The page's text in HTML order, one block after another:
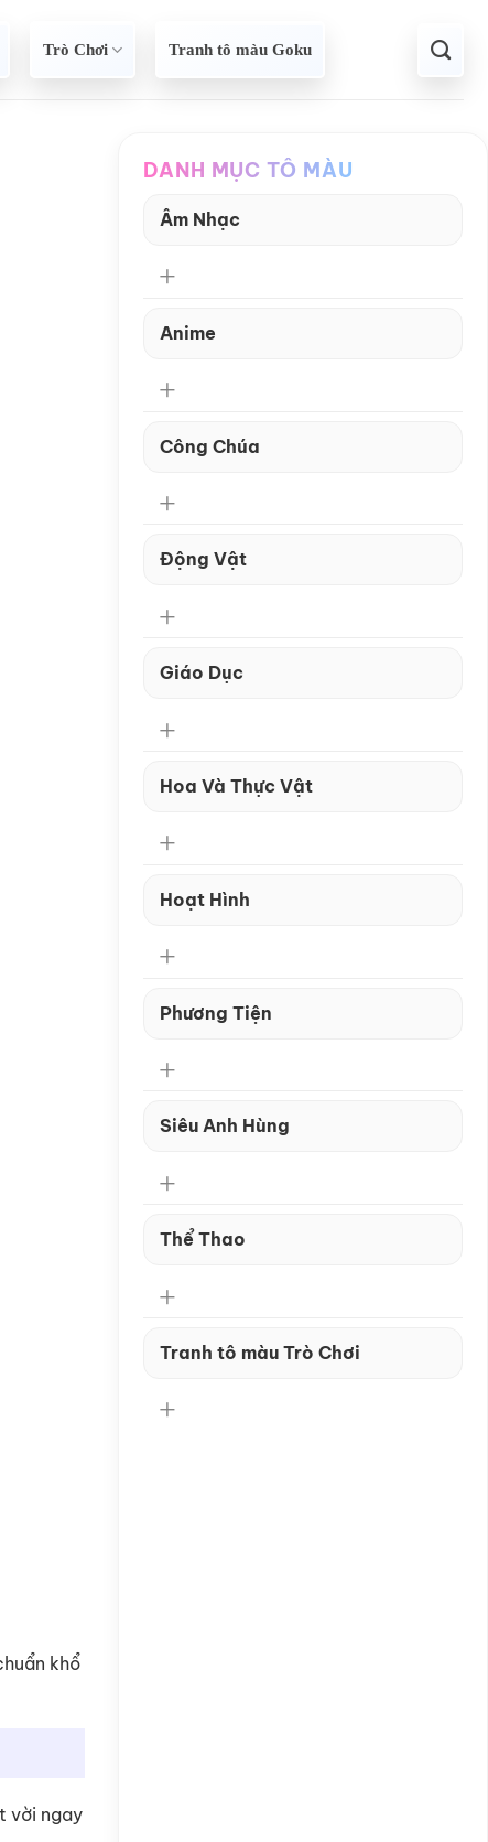
Trò Chơi Tranh tô màu Goku
khổ
vời ngay
DANH MỤC TÔ MÀU
Âm Nhạc
Anime
Công Chúa
Động Vật
Giáo Dục
Hoa Và Thực Vật
Hoạt Hình
Phương Tiện
Siêu Anh Hùng
Thể Thao
Tranh tô màu Trò Chơi